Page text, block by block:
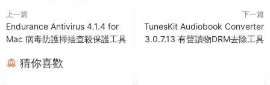
上一篇
Endurance Antivirus 4.1.4 for
Mac 病毒防護掃描查殺保護工具
下一篇
TunesKit Audiobook Converter
3.0.7.13 有聲讀物DRM去除工具
猜你喜歡